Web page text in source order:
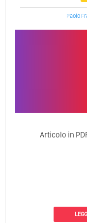
Paolo
Articolo in